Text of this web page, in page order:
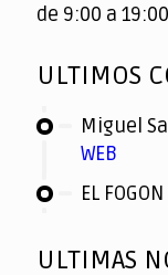
de 9:00 a
ULTIMOS
Miguel
WEB
EL FOGON
ULTIMAS